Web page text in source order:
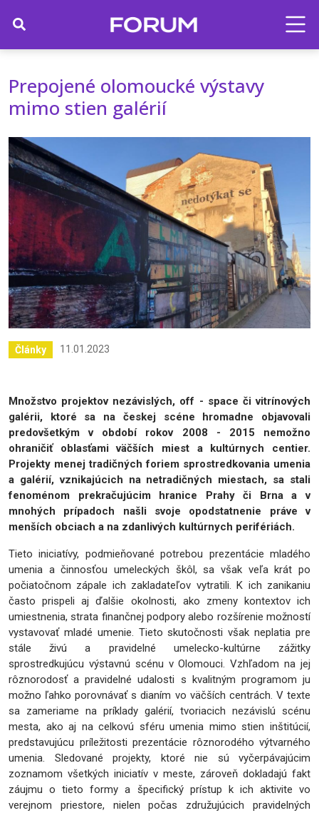
Prepojené olomoucké výstavy
mimo stien galérií
Články 11.01.2023
Množstvo projektov nezávislých, off - space či vitrínových
galérii, ktoré sa na českej scéne hromadne objavovali
predovšetkým v období rokov 2008 - 2015 nemožno
ohraničiť oblasťami väčších miest a kultúrnych centier.
Projekty menej tradičných foriem sprostredkovania umenia
a galérií, vznikajúcich na netradičných miestach, sa stali
fenoménom prekračujúcim hranice Prahy či Brna a v
mnohých prípadoch našli svoje opodstatnenie práve v
menších obciach a na zdanlivých kultúrnych perifériách.
Tieto iniciatívy, podmieňované potrebou prezentácie mladého
umenia a činnosťou umeleckých škôl, sa však veľa krát po
počiatočnom zápale ich zakladateľov vytratili. K ich zanikaniu
často prispeli aj ďalšie okolnosti, ako zmeny kontextov ich
umiestnenia, strata finančnej podpory alebo rozšírenie možností
vystavovať mladé umenie. Tieto skutočnosti však neplatia pre
stále živú a pravidelné umelecko-kultúrne zážitky
sprostredkujúcu výstavnú scénu v Olomouci. Vzhľadom na jej
rôznorodosť a pravidelné udalosti s kvalitným programom ju
možno ľahko porovnávať s dianím vo väčších centrách. V texte
sa zameriame na príklady galérií, tvoriacich nezávislú scénu
mesta, ako aj na celkovú sféru umenia mimo stien inštitúcií,
predstavujúcu príležitosti prezentácie rôznorodého výtvarného
umenia. Sledované projekty, ktoré nie sú vyčerpávajúcim
zoznamom všetkých iniciatív v meste, zároveň dokladajú fakt
záujmu o tieto formy a špecifický prístup k ich aktivite vo
verejnom priestore, nielen počas združujúcich pravidelných